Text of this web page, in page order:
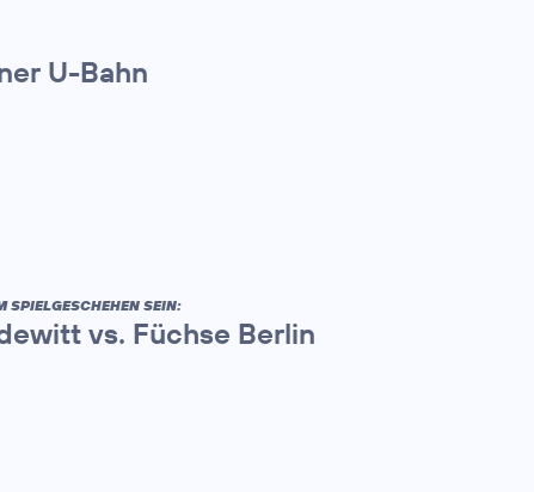
U-Bahn
SPIELGESCHEHEN SEIN:
vs. Füchse Berlin